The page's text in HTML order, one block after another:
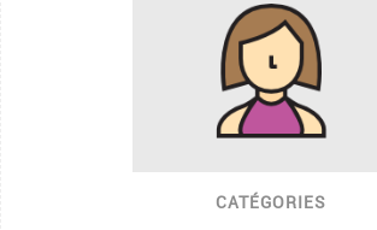
CATÉGORIES